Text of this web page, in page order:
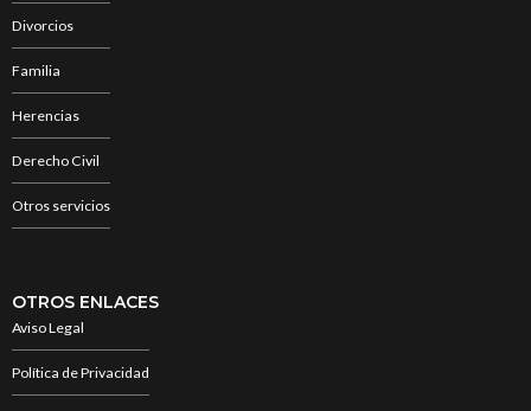
Divorcios
Familia
Herencias
Derecho Civil
Otros servicios
OTROS ENLACES
Aviso Legal
Política de Privacidad